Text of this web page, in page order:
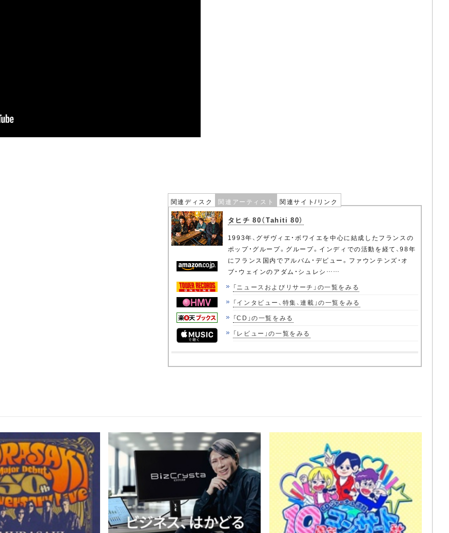
関連ディスク 関連アーティスト 関連サイト/リンク
タヒチ 80（Tahiti 80）
1993年、グザヴィエ・ボワイエを中心に結成したフランスの
ポップ・グループ。グループ。インディでの活動を経て、98年
にフランス国内でアルバム・デビュー。ファウンテンズ・オ
ブ・ウェインのアダム・シュレシ……
「ニュースおよびリサーチ」の一覧をみる
「インタビュー、特集、連載」の一覧をみる
「CD」の一覧をみる
「レビュー」の一覧をみる